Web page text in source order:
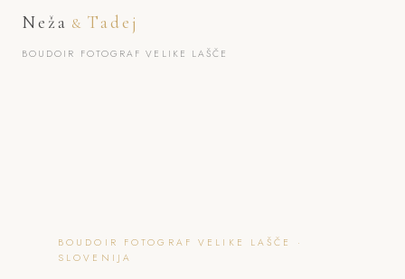
Neža & Tadej
BOUDOIR FOTOGRAF VELIKE LAŠČE
BOUDOIR FOTOGRAF VELIKE LAŠČE ·
SLOVENIJA